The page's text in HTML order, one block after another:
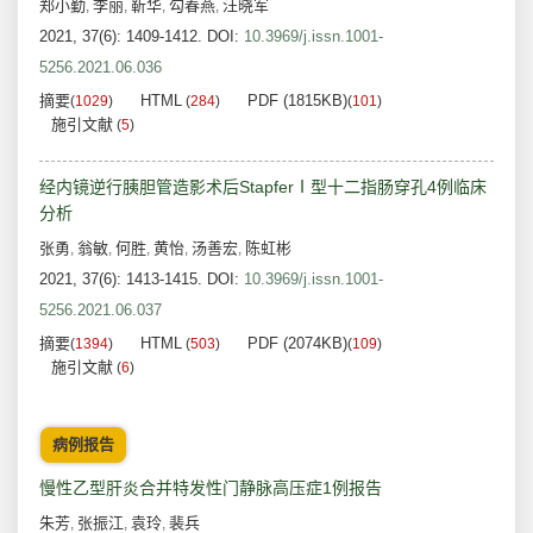
郑小勤, 李丽, 靳华, 勾春燕, 汪晓军
2021, 37(6): 1409-1412. DOI: 10.3969/j.issn.1001-
5256.2021.06.036
摘要(1029) HTML (284) PDF (1815KB)(101)
施引文献 (5)
经内镜逆行胰胆管造影术后StapferⅠ型十二指肠穿孔4例临床
分析
张勇, 翁敏, 何胜, 黄怡, 汤善宏, 陈虹彬
2021, 37(6): 1413-1415. DOI: 10.3969/j.issn.1001-
5256.2021.06.037
摘要(1394) HTML (503) PDF (2074KB)(109)
施引文献 (6)
病例报告
慢性乙型肝炎合并特发性门静脉高压症1例报告
朱芳, 张振江, 袁玲, 裴兵